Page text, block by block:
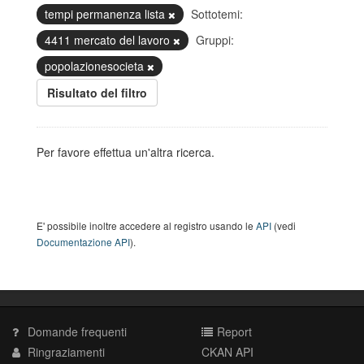
tempi permanenza lista
Sottotemi:
4411 mercato del lavoro
Gruppi:
popolazionesocieta
Risultato del filtro
Per favore effettua un'altra ricerca.
E' possibile inoltre accedere al registro usando le API (vedi
Documentazione API).
Domande frequenti
Ringraziamenti
Report
CKAN API